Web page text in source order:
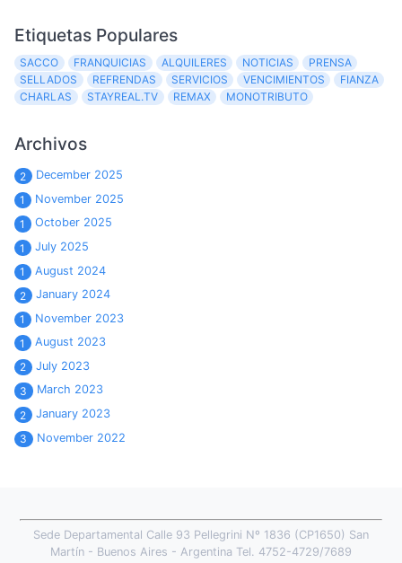
Etiquetas Populares
SACCO FRANQUICIAS ALQUILERES NOTICIAS
PRENSA
SELLADOS
REFRENDAS SERVICIOS VENCIMIENTOS
FIANZA
CHARLAS
STAYREAL.TV REMAX MONOTRIBUTO
Archivos
2
December 2025
1
November 2025
1
October 2025
1
July 2025
1
August 2024
2
January 2024
1
November 2023
1
August 2023
2
July 2023
3
March 2023
2
January 2023
3
November 2022
Sede Departamental Calle 93 Pellegrini Nº 1836 (CP1650) San
Martín - Buenos Aires - Argentina Tel. 4752-4729/7689